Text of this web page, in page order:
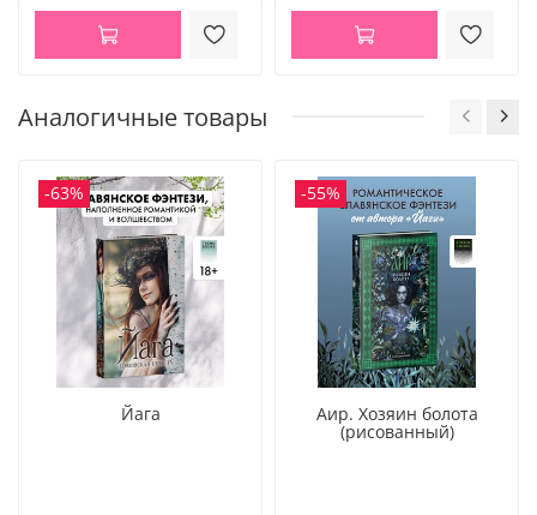
Аналогичные товары
-63%
Йага
-55%
Аир. Хозяин болота
(рисованный)